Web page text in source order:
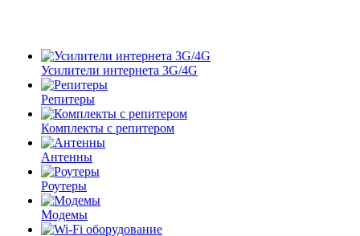
Усилители интернета 3G/4G
Репитеры
Комплекты с репитером
Антенны
Роутеры
Модемы